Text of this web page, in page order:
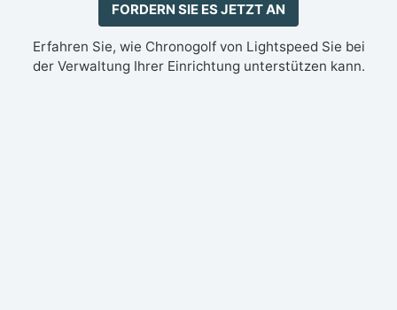
FORDERN SIE ES JETZT AN
Erfahren Sie, wie Chronogolf von Lightspeed Sie bei
der Verwaltung Ihrer Einrichtung unterstützen kann.